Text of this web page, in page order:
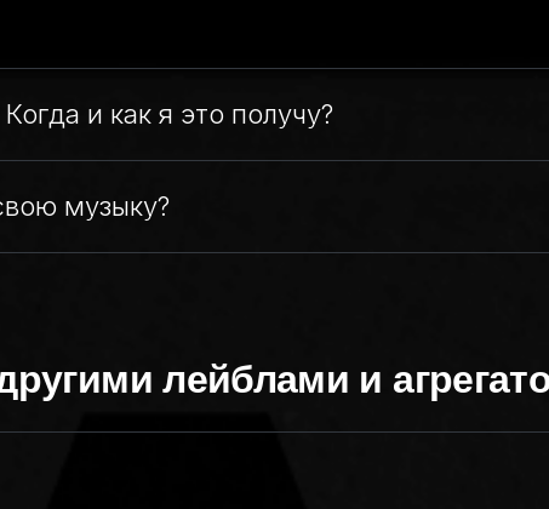
и как я это получу?
музыку?
лейблами и